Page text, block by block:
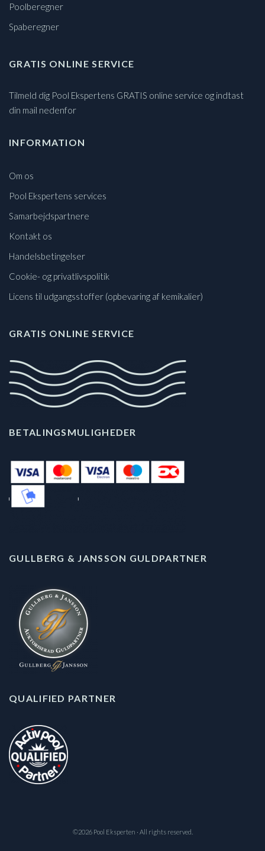
Poolberegner
Spaberegner
GRATIS ONLINE SERVICE
Tilmeld dig Pool Ekspertens GRATIS online service og indtast
din mail nedenfor
INFORMATION
Om os
Pool Ekspertens services
Samarbejdspartnere
Kontakt os
Handelsbetingelser
Cookie- og privatlivspolitik
Licens til udgangsstoffer (opbevaring af kemikalier)
GRATIS ONLINE SERVICE
BETALINGSMULIGHEDER
GULLBERG & JANSSON GULDPARTNER
QUALIFIED PARTNER
©2026 Pool Eksperten · All rights reserved.